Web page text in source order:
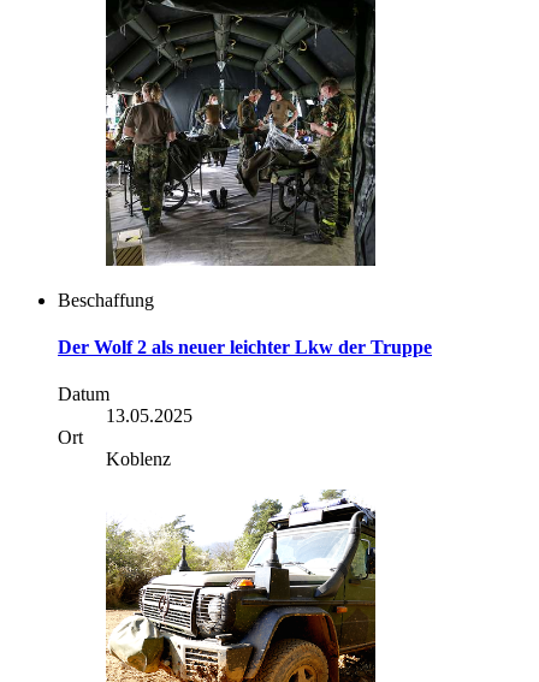
Beschaffung
Der Wolf 2 als neuer leichter Lkw der Truppe
Datum
13.05.2025
Ort
Koblenz